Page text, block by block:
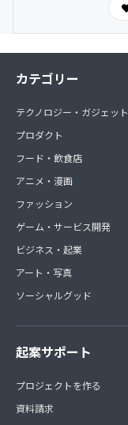
カテゴリー
テクノロジー・ガジェット
プロダクト
フード・飲食店
アニメ・漫画
ファッション
ゲーム・サービス開発
ビジネス・起業
アート・写真
ソーシャルグッド
起案サポート
プロジェクトを作る
資料請求